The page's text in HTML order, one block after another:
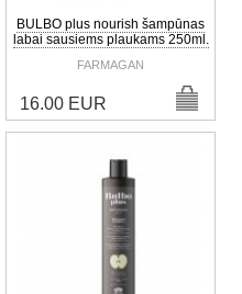
BULBO plus nourish šampūnas
labai sausiems plaukams 250ml.
FARMAGAN
16.00 EUR